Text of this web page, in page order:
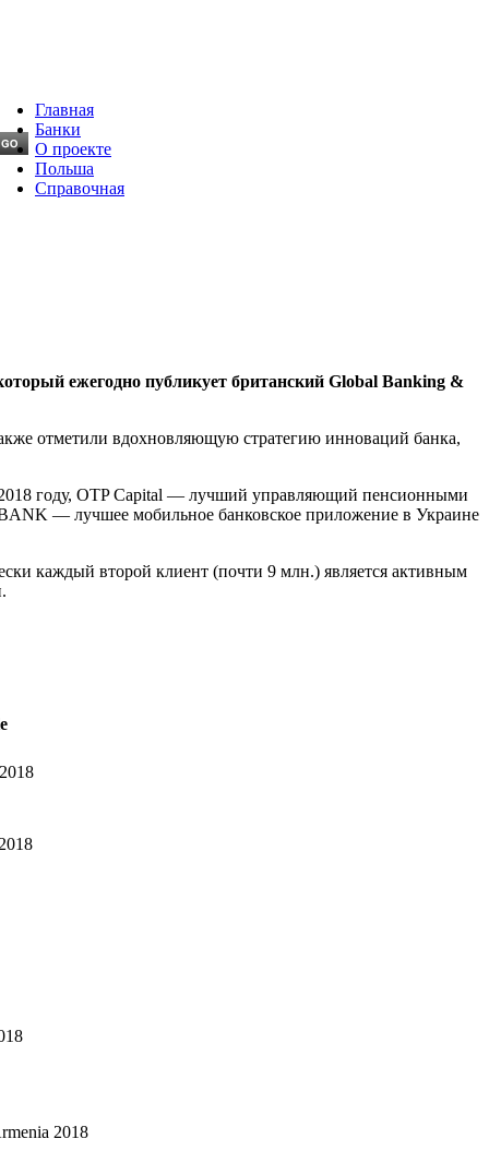
Главная
Банки
О проекте
Польша
Справочная
ежегодно публикует британский Global Banking &
отметили вдохновляющую стратегию инноваций банка,
году, OTP Capital — лучший управляющий пенсионными
— лучшее мобильное банковское приложение в Украине
каждый второй клиент (почти 9 млн.) является активным
2018